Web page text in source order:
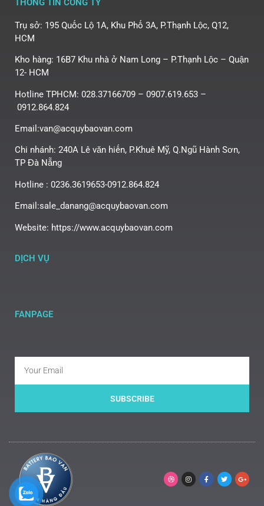
THÔNG TIN CÔNG TY
Trụ sở: 195 Quốc Lộ 1A, Khu Phố 3A, P.Thạnh Lộc, Q12,
HCM
Kho hàng: 16B7 Khu nhà ở Nam Long – P.Thạnh Lộc – Quận
12- HCM
Hotline TPHCM: 028.37166709 – 0907.619.653 –
0912.864.824
Email:van@acquybaovan.com
Chi nhánh: 240A Lê văn hiến, P.Khuê Mỹ, Q.Ngũ Hành Sơn,
TP Đà Nẵng
Hotline : 0236.3619653-0912.864.824
Email:sale_danang@acquybaovan.com
Website: https://www.acquybaovan.com
DỊCH VỤ
FANPAGE
SUBSCRIBE